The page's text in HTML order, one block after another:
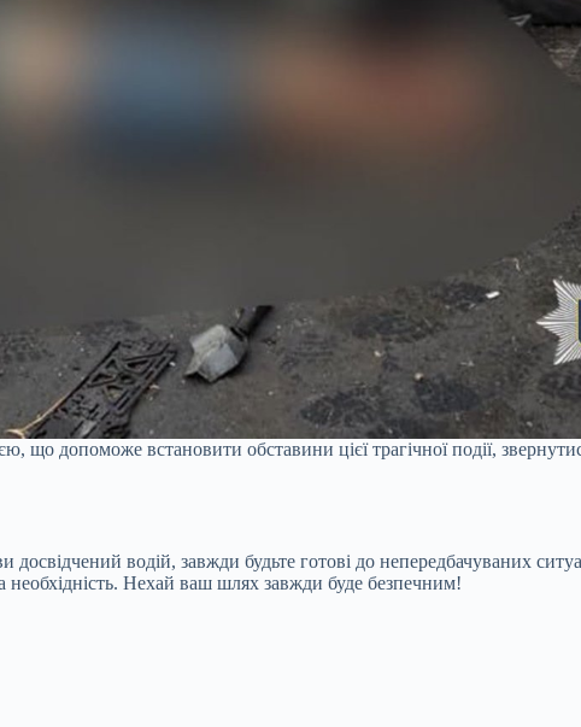
що допоможе встановити обставини цієї трагічної події,
досвідчений водій, завжди будьте готові до непередбачуваних
необхідність. Нехай ваш шлях завжди буде безпечним!